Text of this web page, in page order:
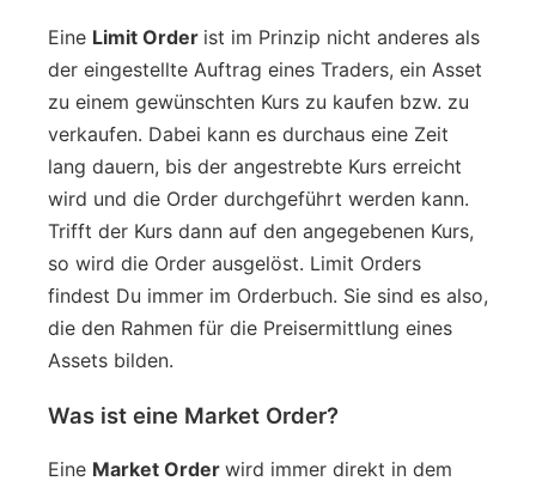
Eine Limit Order ist im Prinzip nicht anderes als
der eingestellte Auftrag eines Traders, ein Asset
zu einem gewünschten Kurs zu kaufen bzw. zu
verkaufen. Dabei kann es durchaus eine Zeit
lang dauern, bis der angestrebte Kurs erreicht
wird und die Order durchgeführt werden kann.
Trifft der Kurs dann auf den angegebenen Kurs,
so wird die Order ausgelöst. Limit Orders
findest Du immer im Orderbuch. Sie sind es also,
die den Rahmen für die Preisermittlung eines
Assets bilden.
Was ist eine Market Order?
Eine Market Order wird immer direkt in dem